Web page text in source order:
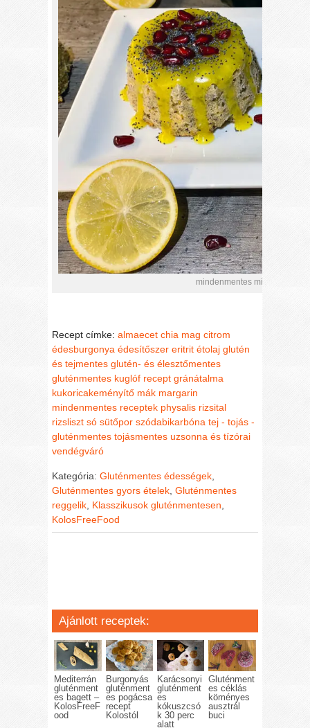
mindenmentes mini kuglófok
Recept címke:almaecet chia mag citrom
édesburgonya édesítőszer eritrit étolaj glutén
és tejmentes glutén- és élesztőmentes
gluténmentes kuglóf recept gránátalma
kukoricakeményítő mák margarin
mindenmentes receptek physalis rizsital
rizsliszt só sütőpor szódabikarbóna tej - tojás -
gluténmentes tojásmentes uzsonna és tízórai
vendégváró
Kategória:Gluténmentes édességek
Gluténmentes gyors ételek ,Gluténmentes
reggelik Klasszikusok gluténmentesen
KolosFreeFood
Ajánlott receptek:
Mediterrán
gluténment
es bagett –
KolosFreeF
ood
Burgonyás
gluténment
es pogácsa
recept
Kolostól
Karácsonyi
gluténment
es
kókuszcsó
k 30 perc
alatt
Gluténment
es céklás
köményes
ausztrál
buci